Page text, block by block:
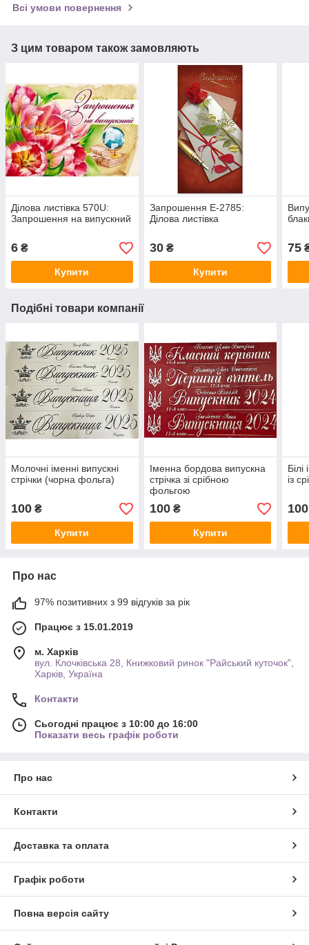
Всі умови повернення
З цим товаром також замовляють
Ділова листівка 570U:
Запрошення на випускний
6 ₴
Купити
Запрошення E-2785:
Ділова листівка
30₴
Купити
75
Подібні товари компанії
Молочні іменні випускні
стрічки (чорна фольга)
100 ₴
Купити
Іменна бордова випускна
стрічка зі срібною
фольгою
100₴
Купити
Білі
із
100
Про нас
97% позитивних з 99 відгуків за рік
Працює з 15.01.2019
м. Харків
вул. Клочківська 28, Книжковий ринок "Райський куточок",
Харків, Україна
Контакти
Сьогодні працює з 10:00 до 16:00
Показати весь графік роботи
Про нас
Контакти
Доставка та оплата
Графік роботи
Повна версія сайту